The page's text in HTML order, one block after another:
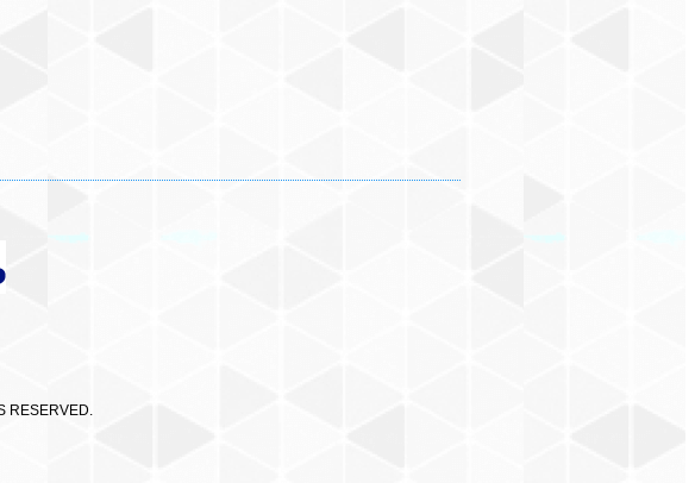
RESERVED.